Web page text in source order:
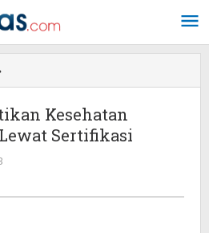
Pastikan
Kesehatan
Hewan
Kurban
Kesehatan
Sertifikasi